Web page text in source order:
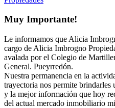
Muy Importante!
Le informamos que Alicia
cargo de Alicia Imbrogno
avalada por el Colegio de
General. Pueyrredón.
Nuestra permanencia en la
trayectoria nos permite
y la mejor información que hoy
del actual mercado inmobiliario